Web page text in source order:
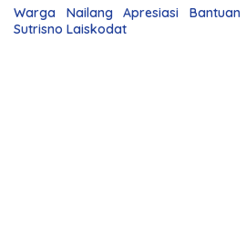
Warga Nailang Apresiasi
Sutrisno Laiskodat